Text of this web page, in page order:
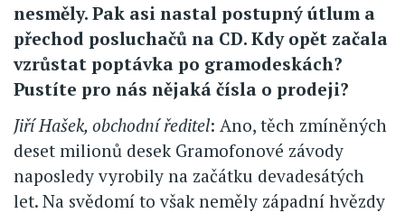
nesměly. Pak asi nastal postupný útlum a
přechod posluchačů na CD. Kdy opět začala
vzrůstat poptávka po gramodeskách?
Pustíte pro nás nějaká čísla o prodeji?
Jiří Hašek, obchodní ředitel: Ano, těch zmíněných
deset milionů desek Gramofonové závody
naposledy vyrobily na začátku devadesátých
let. Na svědomí to však neměly západní hvězdy